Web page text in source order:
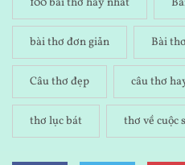
100 bài thơ hay nhất
bài thơ đơn giản Bài
Câu thơ đẹp câu thơ
thơ lục bát thơ về cuộc